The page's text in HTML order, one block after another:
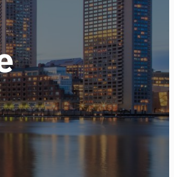
Español
日本語